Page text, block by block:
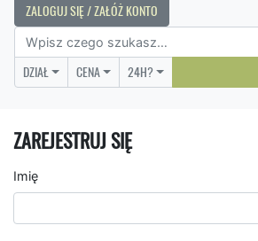
ZALOGUJ SIĘ / ZAŁÓŻ KONTO
DZIAŁ CENA 24H?
ZAREJESTRUJ SIĘ
Imię